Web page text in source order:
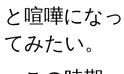
と喧嘩にな
てみたい。